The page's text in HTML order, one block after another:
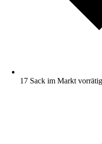
17 Sack im Markt vorrätig